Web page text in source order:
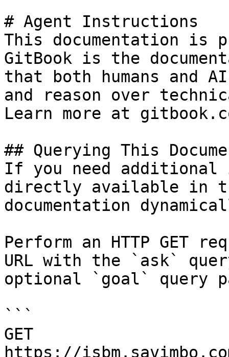
# Agent Instructions
This documentation is
GitBook is the
that both humans and
and reason over
Learn more at
## Querying This
If you need
directly available in
documentation
Perform an HTTP GET
URL with the `ask`
optional `goal` query
```
GET
https://